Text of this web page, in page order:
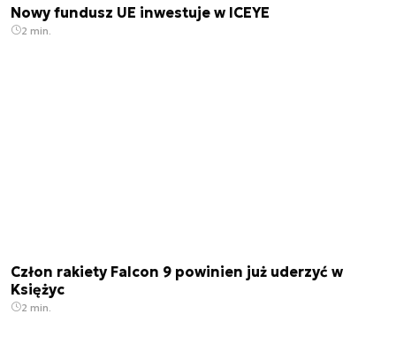
Nowy fundusz UE inwestuje w ICEYE
2 min.
Człon rakiety Falcon 9 powinien już uderzyć w
Księżyc
2 min.